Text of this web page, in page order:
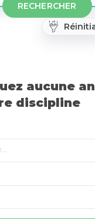
RECHERCHER
aucune
discipline